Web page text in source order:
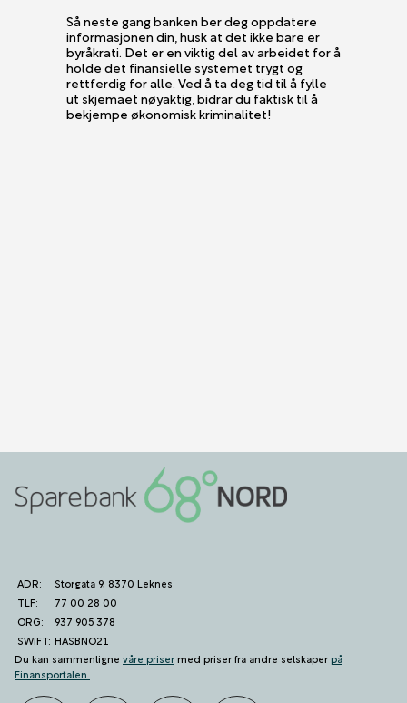
Så neste gang banken ber deg oppdatere
informasjonen din, husk at det ikke bare er
byråkrati. Det er en viktig del av arbeidet for å
holde det finansielle systemet trygt og
rettferdig for alle. Ved å ta deg tid til å fylle
ut skjemaet nøyaktig, bidrar du faktisk til å
bekjempe økonomisk kriminalitet!
ADR:
Storgata 9, 8370 Leknes
TLF:
77 00 28 00
ORG:
937 905 378
SWIFT: HASBNO21
Du kan sammenligne våre prisermed priser fra andre selskaperpå
Finansportalen